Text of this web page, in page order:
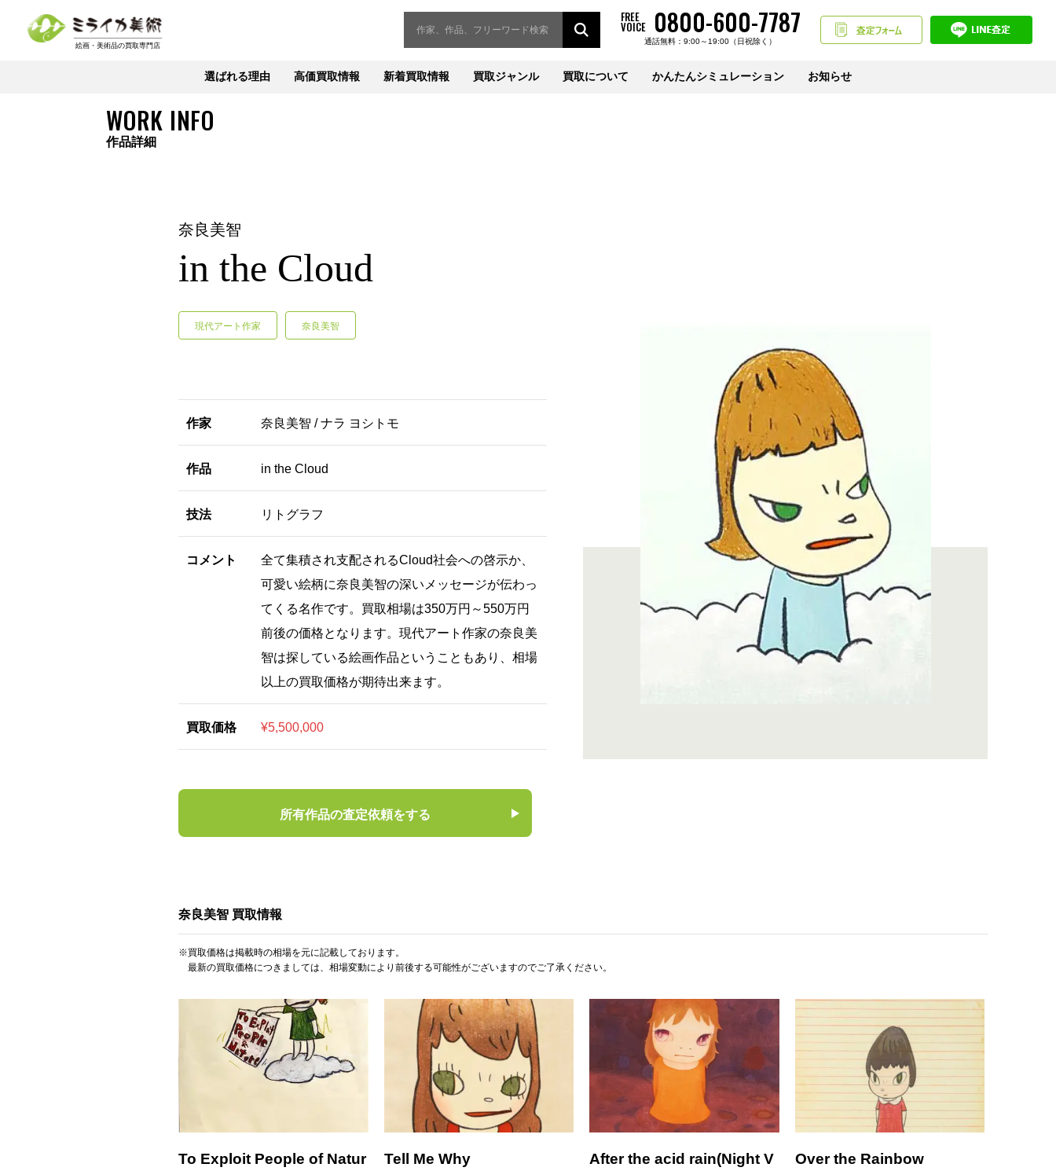
FREE
VOICE 0800-600-7787
通話無料：9:00～19:00（日祝除く）
選ばれる理由 高価買取情報 新着買取情報 買取ジャンル 買取について かんたんシミュレーション お知らせ
WORK INFO
作品詳細
奈良美智
in the Cloud
現代アート作家 奈良美智
作家 奈良美智 / ナラ ヨシトモ
作品 in the Cloud
技法 リトグラフ
コメント
全て集積され支配されるCloud社会への啓示か、
可愛い絵柄に奈良美智の深いメッセージが伝わっ
てくる名作です。買取相場は350万円～550万円
前後の価格となります。現代アート作家の奈良美
智は探している絵画作品ということもあり、相場
以上の買取価格が期待出来ます。
買取価格 ¥5,500,000
所有作品の査定依頼をする
奈良美智 買取情報
※買取価格は掲載時の相場を元に記載しております。
最新の買取価格につきましては、相場変動により前後する可能性がございますのでご了承ください。
To Exploit People of Natur
Tell Me Why
After the acid rain(Night V
Over the Rainbow